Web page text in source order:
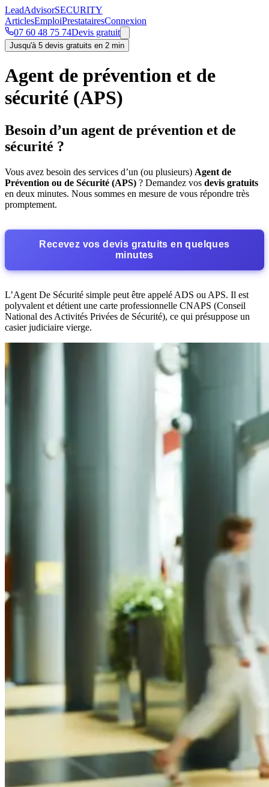
LeadAdvisorSECURITY
ArticlesEmploiPrestatairesConnexion
07 60 48 75 74Devis gratuit
Jusqu'à 5 devis gratuits en 2 min
Agent de prévention et de
sécurité (APS)
Besoin d’un agent de prévention et de
sécurité ?
Vous avez besoin des services d’un (ou plusieurs) Agent de
Prévention ou de Sécurité (APS) ? Demandez vos devis gratuits
en deux minutes. Nous sommes en mesure de vous répondre très
promptement.
Recevez vos devis gratuits en quelques
minutes
L’Agent De Sécurité simple peut être appelé ADS ou APS. Il est
polyvalent et détient une carte professionnelle CNAPS (Conseil
National des Activités Privées de Sécurité), ce qui présuppose un
casier judiciaire vierge.